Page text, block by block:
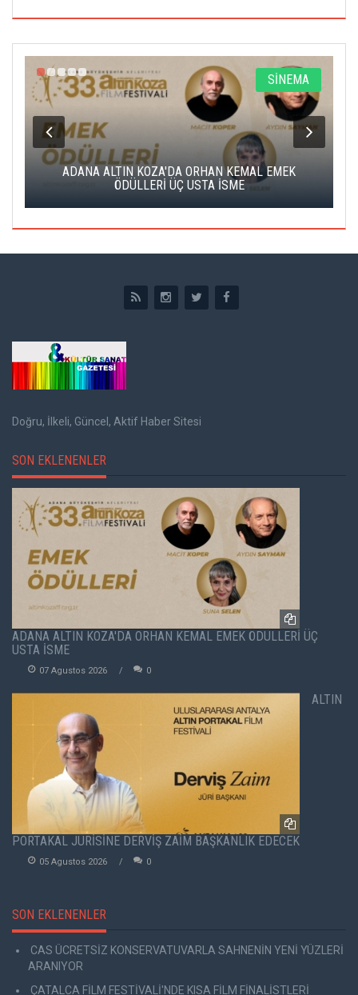
SİNEMA
ADANA ALTIN KOZA'DA ORHAN KEMAL EMEK
ÖDÜLLERİ ÜÇ USTA İSME
Doğru, İlkeli, Güncel, Aktif Haber Sitesi
SON EKLENENLER
ADANA ALTIN KOZA'DA ORHAN KEMAL EMEK ÖDÜLLERİ ÜÇ
USTA İSME
07 Agustos 2026 0
ALTIN
PORTAKAL JÜRİSİNE DERVİŞ ZAİM BAŞKANLIK EDECEK
05 Agustos 2026 0
SON EKLENENLER
CAS ÜCRETSİZ KONSERVATUVARLA SAHNENİN YENİ YÜZLERİ
ARANIYOR
ÇATALCA FİLM FESTİVALİ'NDE KISA FİLM FİNALİSTLERİ